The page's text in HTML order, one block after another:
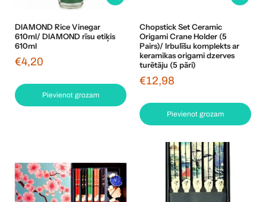
DIAMOND Rice Vinegar
610ml/ DIAMOND rīsu etiķis
610ml
€4,20
Pievienot grozam
Chopstick Set Ceramic
Origami Crane Holder (5
Pairs)/ Irbulīšu komplekts ar
keramikas origami dzerves
turētāju (5 pāri)
€12,98
Pievienot grozam